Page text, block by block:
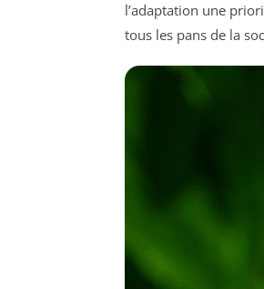
l’adaptation une
tous les pans de la